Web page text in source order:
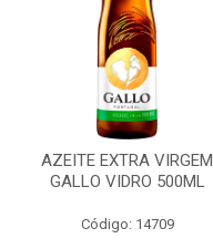
AZEITE EXTRA VIRGEM
GALLO VIDRO 500ML
Código: 14709